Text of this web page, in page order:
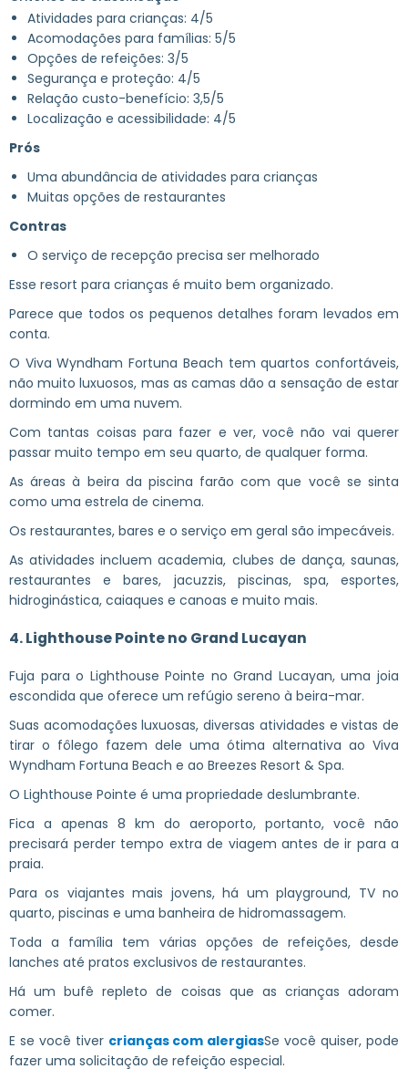
Atividades para crianças: 4/5
Acomodações para famílias: 5/5
Opções de refeições: 3/5
Segurança e proteção: 4/5
Relação custo-benefício: 3,5/5
Localização e acessibilidade: 4/5
Prós
Uma abundância de atividades para crianças
Muitas opções de restaurantes
Contras
O serviço de recepção precisa ser melhorado
Esse resort para crianças é muito bem organizado.
Parece que todos os pequenos detalhes foram levados em
conta.
O Viva Wyndham Fortuna Beach tem quartos confortáveis,
não muito luxuosos, mas as camas dão a sensação de estar
dormindo em uma nuvem.
Com tantas coisas para fazer e ver, você não vai querer
passar muito tempo em seu quarto, de qualquer forma.
As áreas à beira da piscina farão com que você se sinta
como uma estrela de cinema.
Os restaurantes, bares e o serviço em geral são impecáveis.
As atividades incluem academia, clubes de dança, saunas,
restaurantes e bares, jacuzzis, piscinas, spa, esportes,
hidroginástica, caiaques e canoas e muito mais.
4. Lighthouse Pointe no Grand Lucayan
Fuja para o Lighthouse Pointe no Grand Lucayan, uma joia
escondida que oferece um refúgio sereno à beira-mar.
Suas acomodações luxuosas, diversas atividades e vistas de
tirar o fôlego fazem dele uma ótima alternativa ao Viva
Wyndham Fortuna Beach e ao Breezes Resort & Spa.
O Lighthouse Pointe é uma propriedade deslumbrante.
Fica a apenas 8 km do aeroporto, portanto, você não
precisará perder tempo extra de viagem antes de ir para a
praia.
Para os viajantes mais jovens, há um playground, TV no
quarto, piscinas e uma banheira de hidromassagem.
Toda a família tem várias opções de refeições, desde
lanches até pratos exclusivos de restaurantes.
Há um bufê repleto de coisas que as crianças adoram
comer.
E se você tiver crianças com alergiasSe você quiser, pode
fazer uma solicitação de refeição especial.